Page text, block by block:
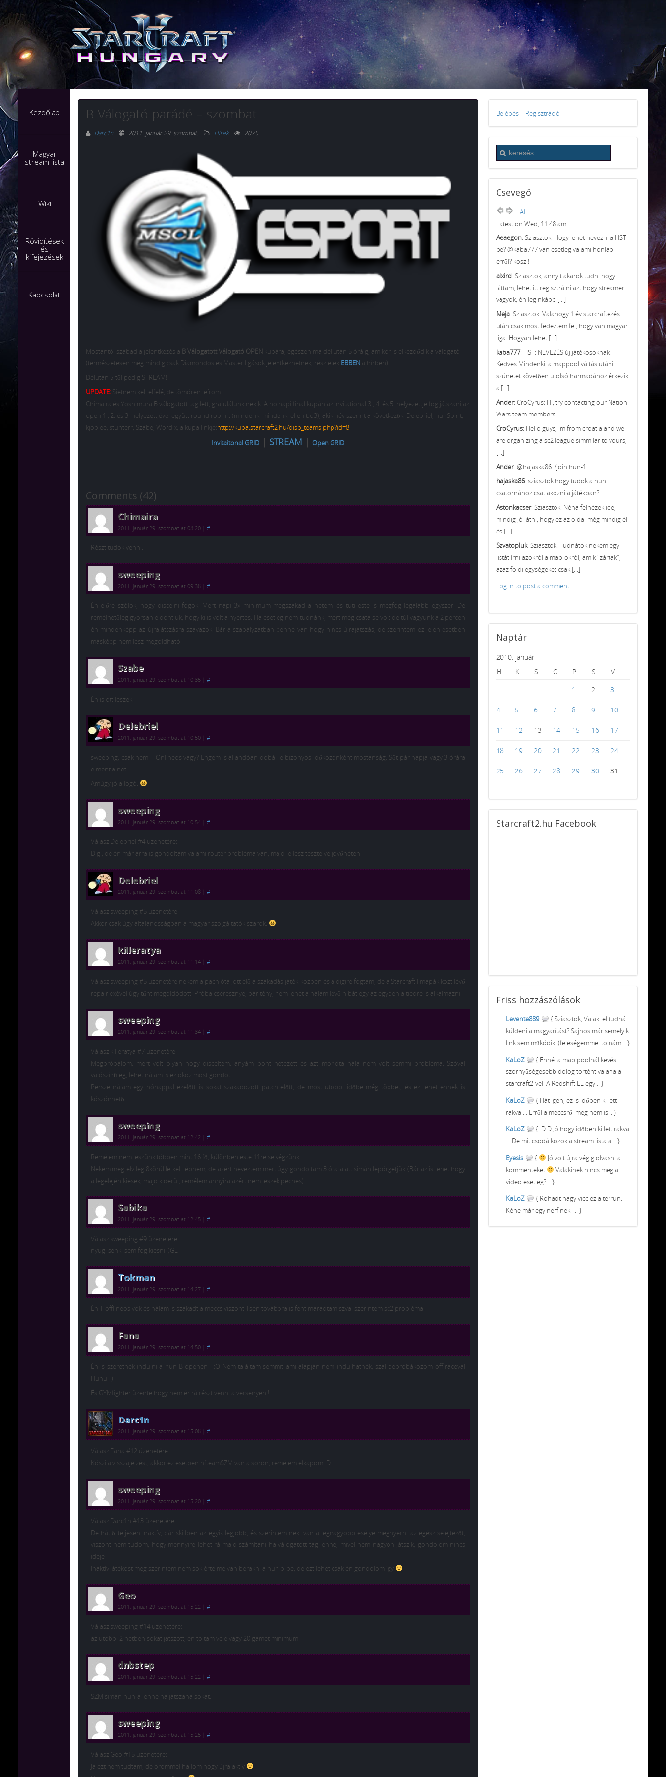
Kezdőlap
Magyar
stream lista
Wiki
Rövidítések
és
kifejezések
Kapcsolat
B Válogató parádé – szombat
Darc1n 2011. január 29. szombat. Hírek 2075
Mostantól szabad a jelentkezés a B Válogatott Válogató OPEN kupára, egészen ma dél után 5 óráig, amikor is elkezdődik a válogató
(természetesen még mindig csak Diamondos és Master ligások jelentkezhetnek, részletek EBBEN a hírben).
Délután 5-től pedig STREAM!
UPDATE: Sietnem kell elfelé, de tömören leírom:
Chimaira és Yoshimura B válogatott tag lett, gratulálunk nekik. A holnapi final kupán az invitational 3., 4. és 5. helyezettje fog játszani az
open 1., 2. és 3. helyezettjével együtt round robin-t (mindenki mindenki ellen bo3), akik név szerint a következők: Delebriel, hunSpirit,
kjoblee, stunterr, Szabe, Wordix, a kupa linkje:http://kupa.starcraft2.hu/disp_teams.php?id=8
Invitaitonal GRID | STREAM | Open GRID
Comments (42)
Chimaira
2011. január 29. szombat at 08:20 #
Részt tudok venni.
sweeping
2011. január 29. szombat at 09:38 #
Én előre szólok, hogy discelni fogok. Mert napi 3x minimum megszakad a netem, és tuti este is megfog legalább egyszer. De
remélhetőleg gyorsan eldöntjük, hogy ki is volt a nyertes. Ha esetleg nem tudnánk, mert még csata se volt de túl vagyunk a 2 percen
én mindenképp az újrajátszásra szavazok. Bár a szabályzatban benne van hogy nincs újrajátszás, de szerintem ez jelen esetben
másképp nem lesz megoldható
Szabe
2011. január 29. szombat at 10:35 #
Én is ott leszek.
Delebriel
2011. január 29. szombat at 10:50 #
sweeping, csak nem T-Onlineos vagy? Engem is állandóan dobál le bizonyos időközönként mostanság. Sőt pár napja vagy 3 órára
elment a net.
Amúgy jó a logó.
sweeping
2011. január 29. szombat at 10:54 #
Válasz Delebriel #4 üzenetére:
Digi, de én már arra is gondoltam valami router probléma van, majd le lesz tesztelve jövőhéten
Delebriel
2011. január 29. szombat at 11:08 #
Válasz sweeping #5 üzenetére:
Akkor csak úgy általánosságban a magyar szolgáltatók szarok.
killeratya
2011. január 29. szombat at 11:14 #
Válasz sweeping #5 üzenetére:nekem a pach óta jött elő a szakadás játék közben és a digire fogtam, de a StarcraftII mapák közt lévő
repair exével úgy tűnt megoldódott. Próba cseresznye, bár tény, nem lehet a nálam lévő hibát egy az egyben a tiedre is alkalmazni
sweeping
2011. január 29. szombat at 11:34 #
Válasz killeratya #7 üzenetére:
Megpróbálom, mert volt olyan hogy disceltem, anyám pont netezett és azt mondta nála nem volt semmi probléma. Szóval
valószínűleg, lehet nálam is ez okoz most gondot.
Persze nálam egy hónappal ezelőtt is sokat szakadozott patch előtt, de most utóbbi időbe még többet, és ez lehet ennek is
köszönhető
sweeping
2011. január 29. szombat at 12:42 #
Remélem nem leszünk többen mint 16 fő, különben este 11re se végzünk…
Nekem meg elvileg 8körül le kell lépnem, de azért neveztem mert úgy gondoltam 3 óra alatt simán lepörgetjük (Bár az is lehet hogy
a legelején kiesek, majd kiderül, remélem annyira azért nem leszek peches)
Sabika
2011. január 29. szombat at 12:45 #
Válasz sweeping #9 üzenetére:
nyugi senki sem fog kiesni!:)GL
Tokman
2011. január 29. szombat at 14:27 #
Én T-offlineos vok és nálam is szakadt a meccs viszont Tsen továbbra is fent maradtam szval szerintem sc2 probléma.
Fana
2011. január 29. szombat at 14:50 #
Én is szeretnék indulni a hun B openen ! :O Nem találtam semmit ami alapján nem indulhatnék, szal beprobákozom off raceval
Huhu! .)
És GYMfighter üzente hogy nem ér rá részt venni a versenyen!!!
Darc1n
2011. január 29. szombat at 15:08 #
Válasz Fana #12 üzenetére:
Köszi a visszajelzést, akkor ez esetben nfteamSZM van a soron, remélem elkapom :D.
sweeping
2011. január 29. szombat at 15:20 #
Válasz Darc1n #13 üzenetére:
De hát ő teljesen inaktív, bár skillben az egyik legjobb, és szerintem neki van a legnagyobb esélye megnyerni az egész selejtezőt,
viszont nem tudom, hogy mennyire lehet rá majd számítani ha válogatott tag lenne, mivel nem nagyon játszik, gondolom nincs
ideje
Inaktív játékost meg szerintem nem sok értelme van berakni a hun b-be, de ezt lehet csak én gondolom így
Geo
2011. január 29. szombat at 15:22 #
Válasz sweeping #14 üzenetére:
az utobbi 2 hetben sokat jatszott, en toltam vele vagy 20 gamet minimum
dnbstep
2011. január 29. szombat at 15:22 #
SZM simán hun-a lenne ha játszana sokat.
sweeping
2011. január 29. szombat at 15:25 #
Válasz Geo #15 üzenetére:
Ja ezt nem tudtam, de örömmel hallom hogy újra aktív
Belépés | Regisztráció
Csevegő
All
Latest on Wed, 11:48 am
Aeaegon: Sziasztok! Hogy lehet nevezni a HST-
be? @kaba777 van esetleg valami honlap
erről? köszi!
alxird: Sziasztok, annyit akarok tudni hogy
láttam, lehet itt regisztrálni azt hogy streamer
vagyok, én leginkább [...]
Meja: Sziasztok! Valahogy 1 év starcraftezés
után csak most fedeztem fel, hogy van magyar
liga. Hogyan lehet [...]
kaba777: HST: NEVEZÉS új játékosoknak.
Kedves Mindenki! a mappool váltás utáni
szünetet követően utolsó harmadához érkezik
a [...]
Ander: CroCyrus: Hi, try contacting our Nation
Wars team members.
CroCyrus: Hello guys, im from croatia and we
are organizing a sc2 league simmilar to yours,
[...]
Ander: @hajaska86: /join hun-1
hajaska86: sziasztok hogy tudok a hun
csatornához csatlakozni a játékban?
Astonkacser: Sziasztok! Néha felnézek ide,
mindig jó látni, hogy ez az oldal még mindig él
és [...]
Szvatopluk: Sziasztok! Tudnátok nekem egy
listát írni azokról a map-okról, amik "zártak",
azaz földi egységeket csak [...]
Log in to post a comment.
Naptár
2010. január
H
K S C P S
V
1
2 3
4 5 6 7 8 9 10
11 12 13 14 15 16 17
18 19 20 21 22 23 24
25 26 27 28 29 30 31
Starcraft2.hu Facebook
Friss hozzászólások
Levente889
{ Sziasztok, Valaki el tudná
küldeni a magyarítást? Sajnos már semelyik
link sem működik. (feleségemmel tolnám... }
KaLoZ
{ Ennél a map poolnál kevés
szörnyűségesebb dolog történt valaha a
starcraft2-vel. A Redshift LE egy... }
KaLoZ
{ Hát igen, ez is időben ki lett
rakva ... Erről a meccsről meg nem is... }
KaLoZ
{ :D:D Jó hogy időben ki lett rakva
... De mit csodálkozok a stream lista a... }
Eyesis
{
Jó volt újra végig olvasni a
kommenteket
Valakinek nincs meg a
video esetleg?... }
KaLoZ
{ Rohadt nagy vicc ez a terrun.
Kéne már egy nerf neki ... }